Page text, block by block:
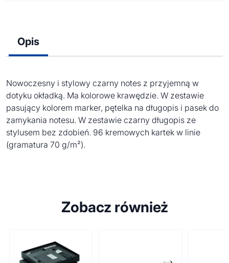
Opis
Nowoczesny i stylowy czarny notes z przyjemną w
dotyku okładką. Ma kolorowe krawędzie. W zestawie
pasujący kolorem marker, pętelka na długopis i pasek do
zamykania notesu. W zestawie czarny długopis ze
stylusem bez zdobień. 96 kremowych kartek w linie
(gramatura 70 g/m²).
Zobacz również